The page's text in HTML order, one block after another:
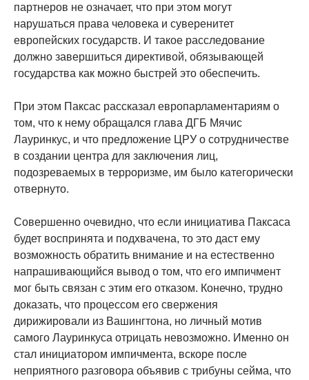
партнеров не означает, что при этом могут
нарушаться права человека и суверенитет
европейских государств. И такое расследование
должно завершиться директивой, обязывающей
государства как можно быстрей это обеспечить.
При этом Паксас рассказал европарламентариям о
том, что к нему обращался глава ДГБ Мячис
Лауринкус, и что предложение ЦРУ о сотрудничестве
в создании центра для заключения лиц,
подозреваемых в терроризме, им было категорически
отвернуто.
Совершенно очевидно, что если инициатива Паксаса
будет воспринята и подхвачена, то это даст ему
возможность обратить внимание и на естественно
напрашивающийся вывод о том, что его импичмент
мог быть связан с этим его отказом. Конечно, трудно
доказать, что процессом его свержения
дирижировали из Вашингтона, но личный мотив
самого Лауринкуса отрицать невозможно. Именно он
стал инициатором импичмента, вскоре после
неприятного разговора объявив с трибуны сейма, что